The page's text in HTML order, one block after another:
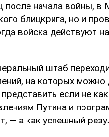
после начала войны,
блицкрига, но и
войска действуют
штаб
на которых можно
если не
Путина и
— а как успешный